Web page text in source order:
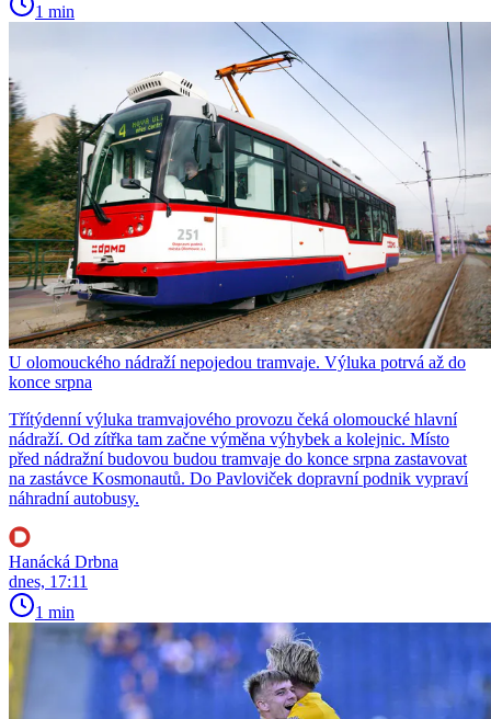
1 min
U olomouckého nádraží nepojedou tramvaje. Výluka potrvá až do
konce srpna
Třítýdenní výluka tramvajového provozu čeká olomoucké hlavní
nádraží. Od zítřka tam začne výměna výhybek a kolejnic. Místo
před nádražní budovou budou tramvaje do konce srpna zastavovat
na zastávce Kosmonautů. Do Pavloviček dopravní podnik vypraví
náhradní autobusy.
Hanácká Drbna
dnes, 17:11
1 min